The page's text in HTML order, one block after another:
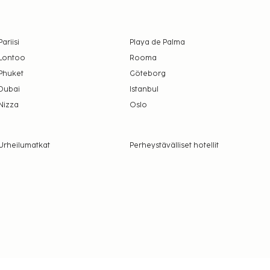
Pariisi
Playa de Palma
Lontoo
Rooma
Phuket
Göteborg
Dubai
Istanbul
Nizza Oslo
Perheystävälliset hotellit